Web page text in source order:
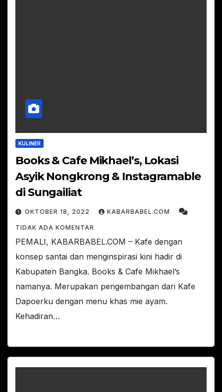
KULINER
Books & Cafe Mikhael’s, Lokasi
Asyik Nongkrong & Instagramable
di Sungailiat
OKTOBER 18, 2022 KABARBABEL.COM
TIDAK ADA KOMENTAR
PEMALI, KABARBABEL.COM – Kafe dengan
konsep santai dan menginspirasi kini hadir di
Kabupaten Bangka. Books & Cafe Mikhael’s
namanya. Merupakan pengembangan dari Kafe
Dapoerku dengan menu khas mie ayam.
Kehadiran…